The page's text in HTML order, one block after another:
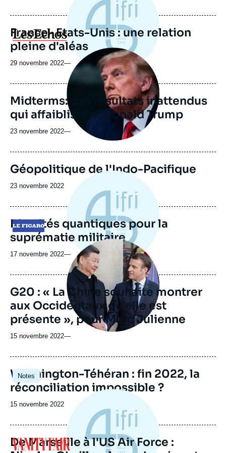
Logo
France- Etats-Unis : une relation
pleine d'aléas
29 novembre 2022—
Image
principale
médiatique
Midterms: des résultats inattendus
qui affaiblissent Donald Trump
23 novembre 2022—
Image
de
couverture
de
publication
Géopolitique de l'Indo-Pacifique
Date
publication
23 novembre 2022
Logo
Rivalités quantiques pour la
suprématie militaire
17 novembre 2022—
Image
principale
médiatique
G20 : « La Chine souhaite montrer
aux Occidentaux qu’elle est
présente », pour Marc Julienne
15 novembre 2022—
Notes
Image
principale
Washington-Téhéran : fin 2022, la
réconciliation impossible ?
Date
publication
15 novembre 2022
Logo
De Marseille à l'US Air Force :